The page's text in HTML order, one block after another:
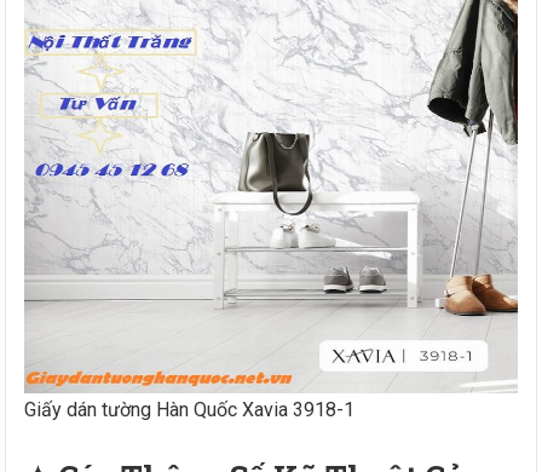
Giấy dán tường Hàn Quốc Xavia 3918-1